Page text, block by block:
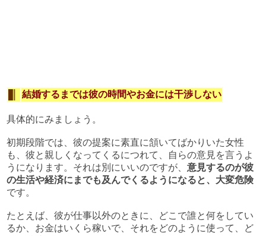
結婚するまでは彼の時間やお金には干渉しない
具体的にみましょう。
初期段階では、彼の提案に素直に頷いてばかりいた女性
も、彼と親しくなってくるにつれて、自らの意見を言うよ
うになります。それは別にいいのですが、 意見するのが彼
の生活や経済にまでも及んでくるようになると、大変危険
です。
たとえば、彼が仕事以外のときに、どこで誰と何をしてい
るか、お金はいくら稼いで、それをどのように使って、ど